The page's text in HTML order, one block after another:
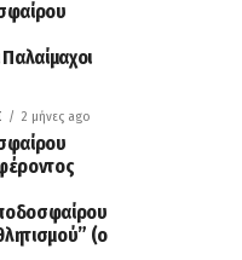
2 μήνες ago
(ο